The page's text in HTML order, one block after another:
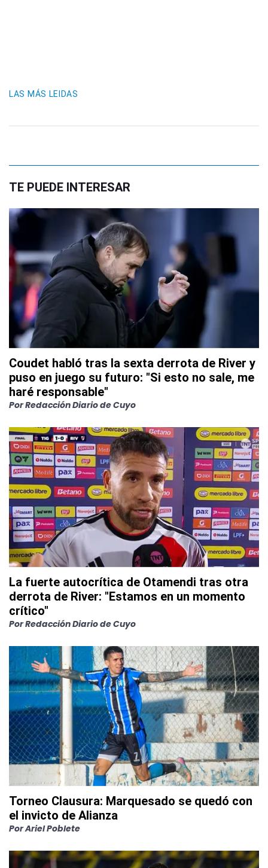
LAS MÁS LEIDAS
TE PUEDE INTERESAR
Coudet habló tras la sexta derrota de River y
puso en juego su futuro: "Si esto no sale, me
haré responsable"
PorRedacción Diario de Cuyo
La fuerte autocrítica de Otamendi tras otra
derrota de River: "Estamos en un momento
crítico"
PorRedacción Diario de Cuyo
Torneo Clausura: Marquesado se quedó con
el invicto de Alianza
PorAriel Poblete